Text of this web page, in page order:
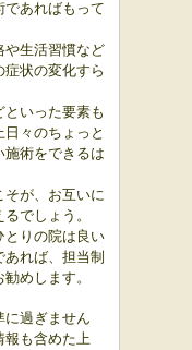
であればもって
や生活習慣など
状の変化すら
いった要素も
々のちょっと
施術をできるは
そが、お互いに
でしょう。
とりの院は良い
れば、担当制
めします。
に過ぎません
報も含めた上